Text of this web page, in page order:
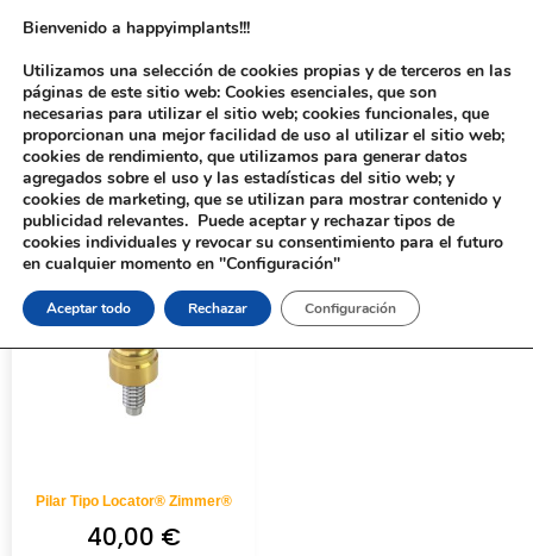
Inicio/ Productos etiquetados “294-2”
Pilar Tipo Locator® Zimmer®
40,00 €
Bienvenido a happyimplants!!!
Utilizamos una selección de cookies propias y de terceros en las
páginas de este sitio web: Cookies esenciales, que son
necesarias para utilizar el sitio web; cookies funcionales, que
proporcionan una mejor facilidad de uso al utilizar el sitio web;
cookies de rendimiento, que utilizamos para generar datos
agregados sobre el uso y las estadísticas del sitio web; y
cookies de marketing, que se utilizan para mostrar contenido y
publicidad relevantes. Puede aceptar y rechazar tipos de
cookies individuales y revocar su consentimiento para el futuro
en cualquier momento en "Configuración"
Aceptar todo Rechazar Configuración